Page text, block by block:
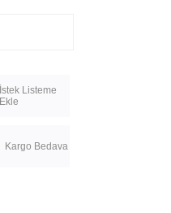
İstek Listeme
Ekle
Kargo Bedava